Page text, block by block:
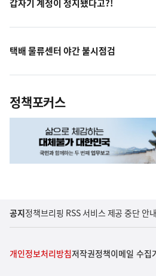
갑자기 계정이 정지됐다고?!
택배 물류센터 야간 불시점검
정책포커스
공지정책브리핑 RSS 서비스 제공 중단 안내
개인정보처리방침저작권정책이메일 수집